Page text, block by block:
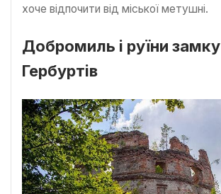
хоче відпочити від міської метушні.
Добромиль і руїни замку
Гербуртів